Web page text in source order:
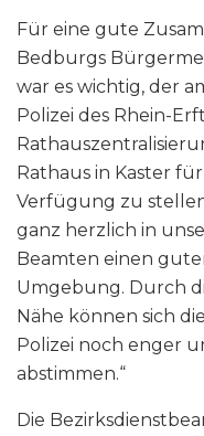
Für eine gute
Bedburgs
war es wichtig, der
Polizei des Rhein-
Rathaus in Kaster
Verfügung zu
ganz herzlich in
Beamten einen
Umgebung. Durch
Nähe können sich
Polizei noch enger
abstimmen.“
Die